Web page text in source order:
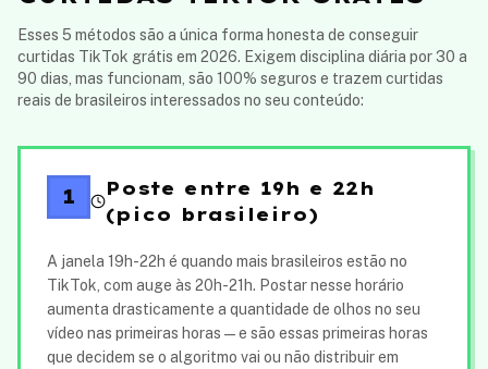
Esses 5 métodos são a única forma honesta de conseguir
curtidas TikTok grátis em 2026. Exigem disciplina diária por 30 a
90 dias, mas funcionam, são 100% seguros e trazem curtidas
reais de brasileiros interessados no seu conteúdo:
1
Poste entre 19h e 22h
(pico brasileiro)
A janela 19h-22h é quando mais brasileiros estão no
TikTok, com auge às 20h-21h. Postar nesse horário
aumenta drasticamente a quantidade de olhos no seu
vídeo nas primeiras horas — e são essas primeiras horas
que decidem se o algoritmo vai ou não distribuir em